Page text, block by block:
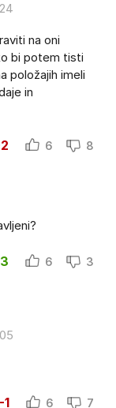
na oni
bi potem tisti
položajih imeli
in
6 8
6 3
-1 6 7